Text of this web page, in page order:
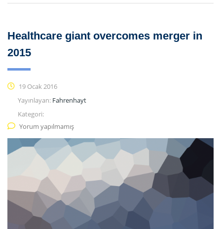
Healthcare giant overcomes merger in
2015
19 Ocak 2016
Yayınlayan: Fahrenhayt
Kategori:
Yorum yapılmamış